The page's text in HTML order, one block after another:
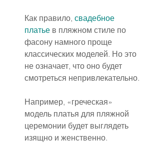
Как правило, свадебное
платье в пляжном стиле по
фасону намного проще
классических моделей. Но это
не означает, что оно будет
смотреться непривлекательно.
Например, «греческая»
модель платья для пляжной
церемонии будет выглядеть
изящно и женственно.